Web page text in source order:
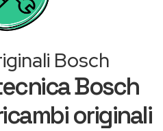
Bosch
Bosch
originali